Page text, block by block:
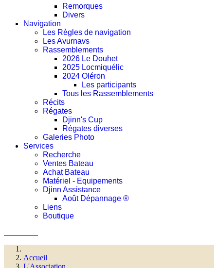
Remorques
Divers
Navigation
Les Règles de navigation
Les Avurnavs
Rassemblements
2026 Le Douhet
2025 Locmiquélic
2024 Oléron
Les participants
Tous les Rassemblements
Récits
Régates
Djinn's Cup
Régates diverses
Galeries Photo
Services
Recherche
Ventes Bateau
Achat Bateau
Matériel - Equipements
Djinn Assistance
Août Dépannage ®
Liens
Boutique
Accueil
L'Association